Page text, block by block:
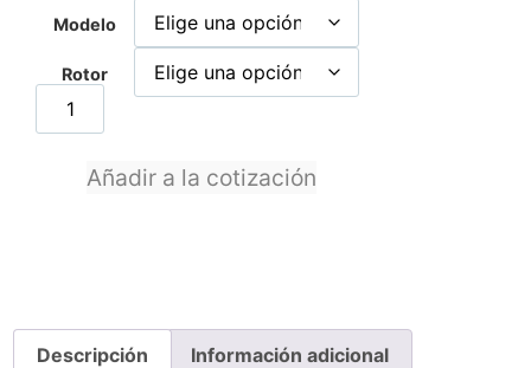
Modelo
Rotor
Añadir a la cotización
Descripción Información adicional